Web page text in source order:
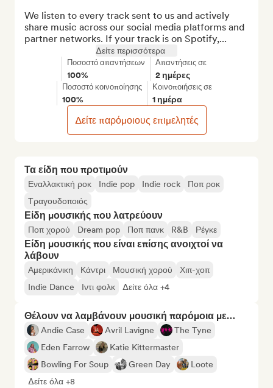
Τα είδη που προτιμούν
Εναλλακτική ροκ Indie pop Indie rock
Ποπ ροκ
Τραγουδοποιός
Είδη μουσικής που λατρεύουν
Ποπ χορού Dream pop Ποπ πανκ R&B Ρέγκε
Είδη μουσικής που είναι επίσης ανοιχτοί να
λάβουν
Αμερικάνικη Κάντρι Μουσική χορού
Χιπ-χοπ
Indie Dance
Ιντι φολκ Δείτε όλα +4
Θέλουν να λαμβάνουν μουσική παρόμοια με…
Andie Case Avril Lavigne
The Tyne
Eden Farrow
Katie Kittermaster
Bowling For Soup
Green Day
Loote
Δείτε όλα +8
We listen to every track sent to us and actively
share music across our social media platforms and
partner networks. If your track is on Spotify,...
Δείτε περισσότερα
Ποσοστό απαντήσεων
100%
Απαντήσεις σε
2 ημέρες
Ποσοστό κοινοποίησης
100%
Κοινοποιήσεις σε
1 ημέρα
Δείτε παρόμοιους επιμελητές